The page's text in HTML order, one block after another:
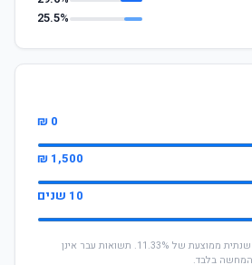
25.5%
0 ₪
1,500 ₪
10 שנים
* החישוב מבוסס על תשואה שנתית ממוצעת של 11.33%. תשואות עבר אינן
בלבד.